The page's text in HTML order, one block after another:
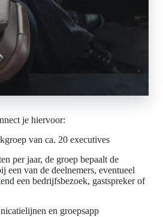
je hiervoor:
van ca. 20 executives
per jaar, de groep bepaalt de
een van de deelnemers, eventueel
een bedrijfsbezoek, gastspreker of
en groepsapp